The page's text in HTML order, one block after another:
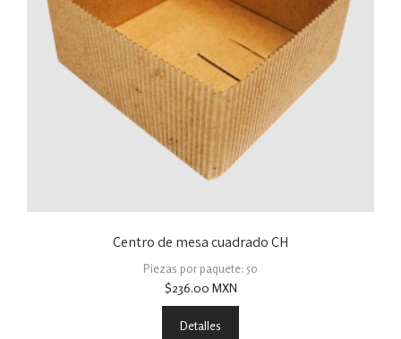
Centro de mesa cuadrado CH
Piezas por paquete: 50
$236.00 MXN
Detalles